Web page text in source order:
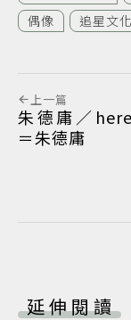
偶像
追星文化
上一篇
朱德庸／
＝朱德庸
延伸閱讀